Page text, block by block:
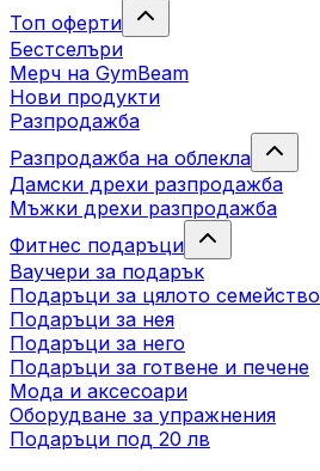
Топ оферти
Бестселъри
Мерч на GymBeam
Нови продукти
Разпродажба
Разпродажба на облекла
Дамски дрехи разпродажба
Мъжки дрехи разпродажба
Фитнес подаръци
Ваучери за подарък
Подаръци за цялото семейство
Подаръци за нея
Подаръци за него
Подаръци за готвене и печене
Мода и аксесоари
Оборудване за упражнения
Подаръци под 20 лв